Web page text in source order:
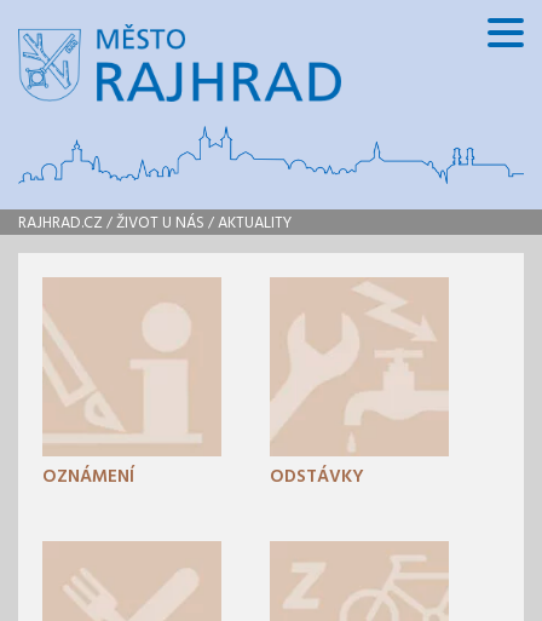
RAJHRAD.CZ /ŽIVOT U NÁS /AKTUALITY
OZNÁMENÍ ODSTÁVKY